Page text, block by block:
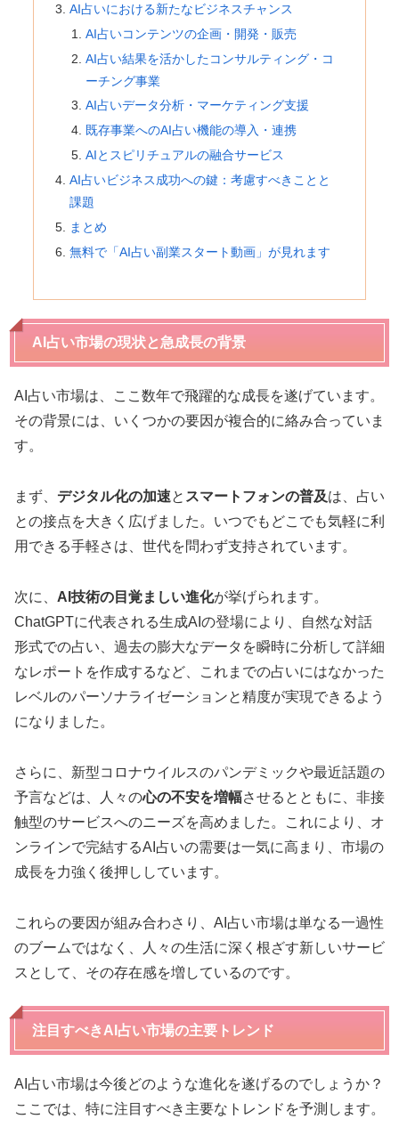
AI占いにおける新たなビジネスチャンス
AI占いコンテンツの企画・開発・販売
AI占い結果を活かしたコンサルティング・コ
ーチング事業
AI占いデータ分析・マーケティング支援
既存事業へのAI占い機能の導入・連携
AIとスピリチュアルの融合サービス
AI占いビジネス成功への鍵：考慮すべきことと
課題
まとめ
無料で「AI占い副業スタート動画」が見れます
AI占い市場の現状と急成長の背景
AI占い市場は、ここ数年で飛躍的な成長を遂げています。
その背景には、いくつかの要因が複合的に絡み合っていま
す。
まず、 デジタル化の加速と スマートフォンの普及は、占い
との接点を大きく広げました。いつでもどこでも気軽に利
用できる手軽さは、世代を問わず支持されています。
次に、 AI技術の目覚ましい進化が挙げられます。
ChatGPTに代表される生成AIの登場により、自然な対話
形式での占い、過去の膨大なデータを瞬時に分析して詳細
なレポートを作成するなど、これまでの占いにはなかった
レベルのパーソナライゼーションと精度が実現できるよう
になりました。
さらに、新型コロナウイルスのパンデミックや最近話題の
予言などは、人々の心の不安を増幅させるとともに、非接
触型のサービスへのニーズを高めました。これにより、オ
ンラインで完結するAI占いの需要は一気に高まり、市場の
成長を力強く後押ししています。
これらの要因が組み合わさり、AI占い市場は単なる一過性
のブームではなく、人々の生活に深く根ざす新しいサービ
スとして、その存在感を増しているのです。
注目すべきAI占い市場の主要トレンド
AI占い市場は今後どのような進化を遂げるのでしょうか？
ここでは、特に注目すべき主要なトレンドを予測します。